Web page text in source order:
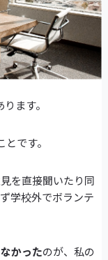
ます。
です。
を直接聞いたり同
学校外でボランテ
かったのが、私の